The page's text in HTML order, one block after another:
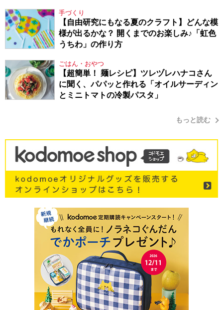
手づくり
【自由研究にもなる夏のクラフト】どんな模
様が出るかな？ 開くまでのお楽しみ♪「虹色
うちわ」の作り方
ごはん・おやつ
【超簡単！ 麺レシピ】ツレヅレハナコさん
に聞く、パパッと作れる「オイルサーディン
とミニトマトの冷製パスタ」
もっと読む